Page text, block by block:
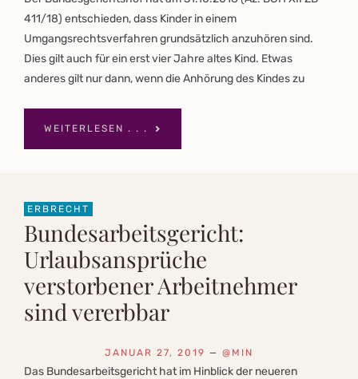
411/18) entschieden, dass Kinder in einem
Umgangsrechtsverfahren grundsätzlich anzuhören sind.
Dies gilt auch für ein erst vier Jahre altes Kind. Etwas
anderes gilt nur dann, wenn die Anhörung des Kindes zu
WEITERLESEN . . .
ERBRECHT
Bundesarbeitsgericht:
Urlaubsansprüche
verstorbener Arbeitnehmer
sind vererbbar
JANUAR 27, 2019 — @MIN
Das Bundesarbeitsgericht hat im Hinblick der neueren